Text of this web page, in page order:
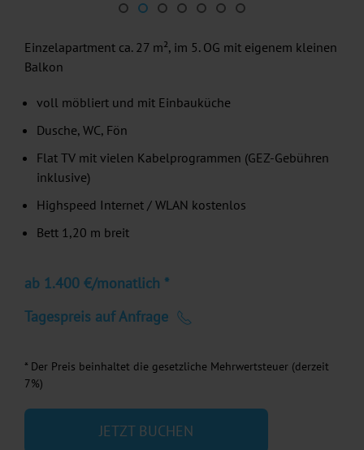
Einzelapartment ca. 27 m², im 5. OG mit eigenem kleinen
Balkon
voll möbliert und mit Einbauküche
Dusche, WC, Fön
Flat TV mit vielen Kabelprogrammen (GEZ-Gebühren
inklusive)
Highspeed Internet / WLAN kostenlos
Bett 1,20 m breit
ab 1.400 €/monatlich *
Tagespreis auf Anfrage
* Der Preis beinhaltet die gesetzliche Mehrwertsteuer (derzeit
7%)
JETZT BUCHEN